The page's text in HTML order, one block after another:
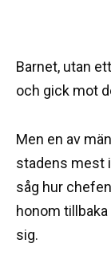
Barnet, utan
och gick mot
Men en av
stadens mest
såg hur
honom
sig.